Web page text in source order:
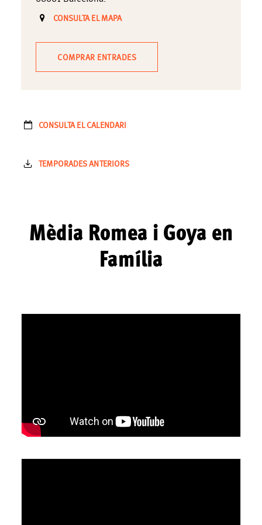
CONSULTA EL MAPA
COMPRAR ENTRADES
CONSULTA EL CALENDARI
TEMPORADES ANTERIORS
Mèdia Romea i Goya en
Família